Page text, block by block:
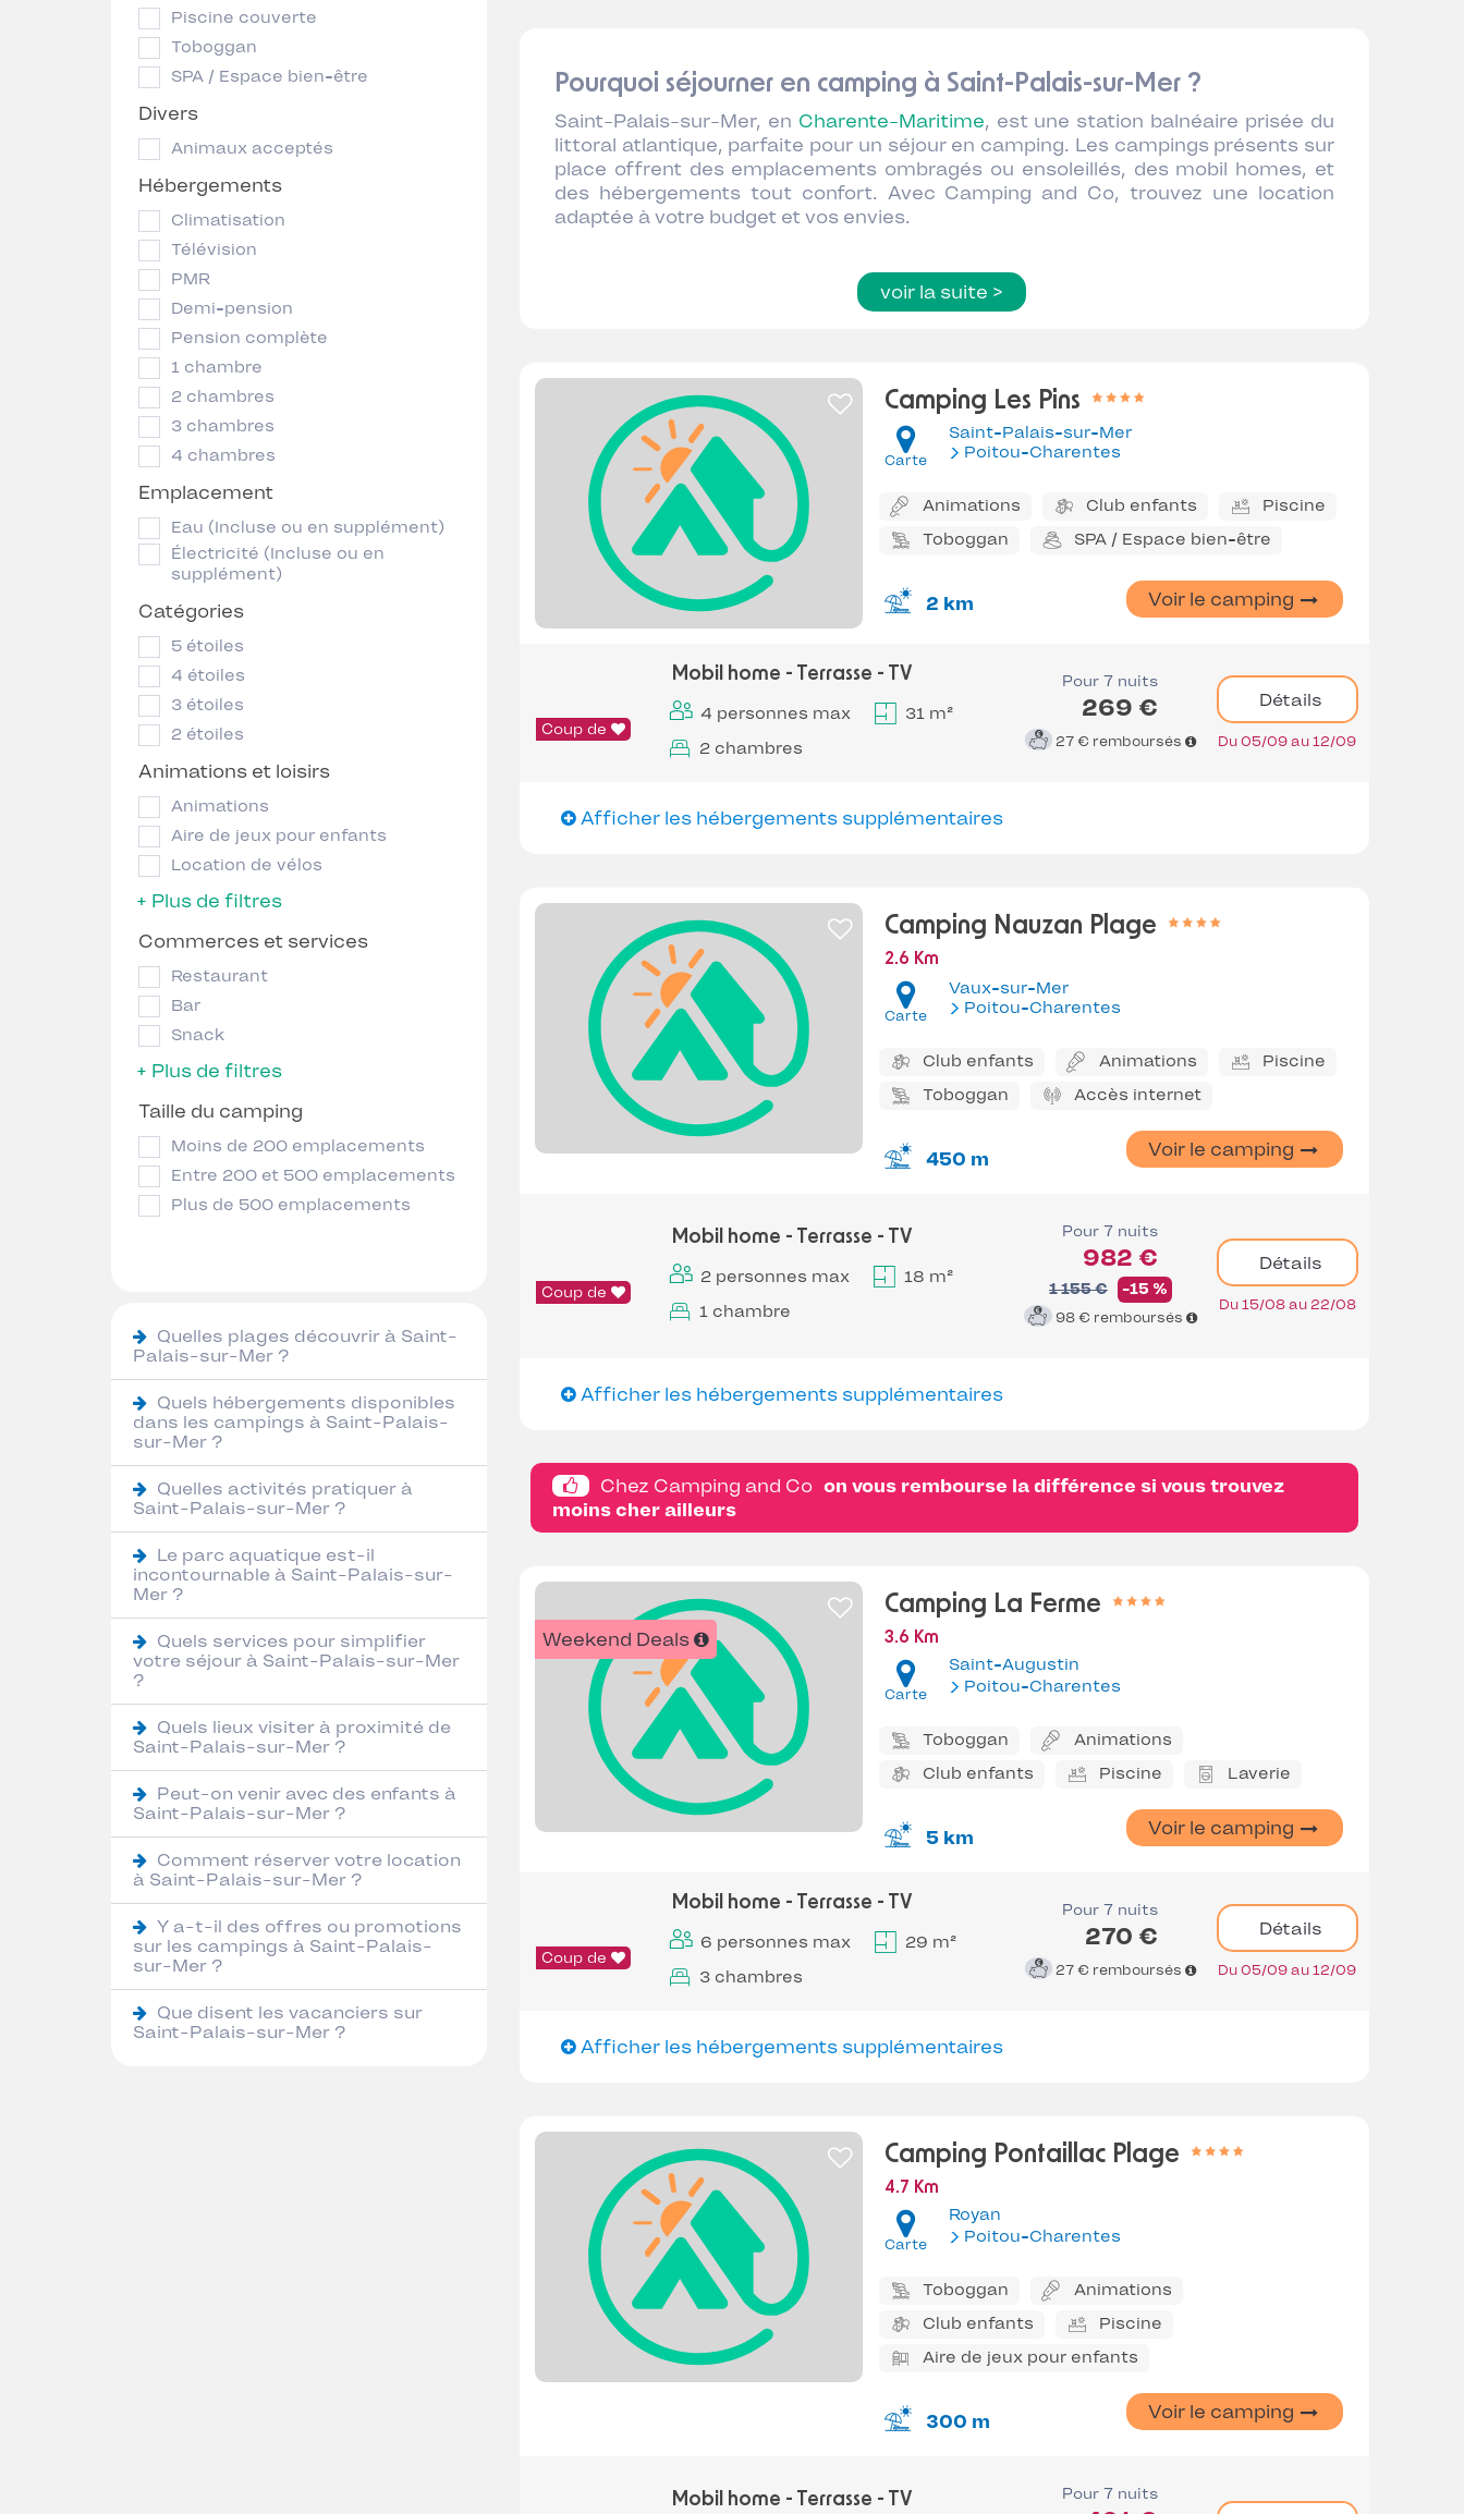
Piscine couverte
Toboggan
SPA / Espace bien-être
Divers
Animaux acceptés
Hébergements
Climatisation
Télévision
PMR
Demi-pension
Pension complète
1 chambre
2 chambres
3 chambres
4 chambres
Emplacement
Eau (Incluse ou en supplément)
Électricité (Incluse ou en
supplément)
Catégories
5 étoiles
4 étoiles
3 étoiles
2 étoiles
Animations et loisirs
Animations
Aire de jeux pour enfants
Location de vélos
+ Plus de filtres
Commerces et services
Restaurant
Bar
Snack
+ Plus de filtres
Taille du camping
Moins de 200 emplacements
Entre 200 et 500 emplacements
Plus de 500 emplacements
Quelles plages découvrir à Saint-
Palais-sur-Mer ?
Quels hébergements disponibles
dans les campings à Saint-Palais-
sur-Mer ?
Quelles activités pratiquer à
Saint-Palais-sur-Mer ?
Le parc aquatique est-il
incontournable à Saint-Palais-sur-
Mer ?
Quels services pour simplifier
votre séjour à Saint-Palais-sur-Mer
?
Quels lieux visiter à proximité de
Saint-Palais-sur-Mer ?
Peut-on venir avec des enfants à
Saint-Palais-sur-Mer ?
Comment réserver votre location
à Saint-Palais-sur-Mer ?
Y a-t-il des offres ou promotions
sur les campings à Saint-Palais-
sur-Mer ?
Que disent les vacanciers sur
Saint-Palais-sur-Mer ?
Pourquoi séjourner en camping à Saint-Palais-sur-Mer ?
Saint-Palais-sur-Mer, en Charente-Maritime, est une station balnéaire prisée du
littoral atlantique, parfaite pour un séjour en camping. Les campings présents sur
place offrent des emplacements ombragés ou ensoleillés, des mobil homes, et
des hébergements tout confort. Avec Camping and Co, trouvez une location
adaptée à votre budget et vos envies.
voir la suite >
Camping Les Pins
Carte
Saint-Palais-sur-Mer
Poitou-Charentes
Animations Club enfants
Piscine
Toboggan
SPA / Espace bien-être
2 km Voir le camping
Coup de
Mobil home - Terrasse - TV
4 personnes max
31 m²
2 chambres
Pour 7 nuits
269 €
27 € remboursés
Détails
Du 05/09 au 12/09
Afficher les hébergements supplémentaires
Camping Nauzan Plage
2.6 Km
Carte
Vaux-sur-Mer
Poitou-Charentes
Club enfants Animations
Piscine
Toboggan
Accès internet
450 m Voir le camping
Coup de
Mobil home - Terrasse - TV
2 personnes max
18 m²
1 chambre
Pour 7 nuits
982 €
1 155 € -15 %
98 € remboursés
Détails
Du 15/08 au 22/08
Afficher les hébergements supplémentaires
Chez Camping and Co on vous rembourse la différence si vous trouvez
moins cher ailleurs
Weekend Deals
Camping La Ferme
3.6 Km
Carte
Saint-Augustin
Poitou-Charentes
Toboggan
Animations
Club enfants
Piscine Laverie
5 km Voir le camping
Coup de
Mobil home - Terrasse - TV
6 personnes max
29 m²
3 chambres
Pour 7 nuits
270 €
27 € remboursés
Détails
Du 05/09 au 12/09
Afficher les hébergements supplémentaires
Camping Pontaillac Plage
4.7 Km
Carte
Royan
Poitou-Charentes
Toboggan
Animations
Club enfants
Piscine
Aire de jeux pour enfants
300 m Voir le camping
Mobil home - Terrasse - TV Pour 7 nuits